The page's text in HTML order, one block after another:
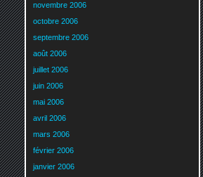
novembre 2006
octobre 2006
septembre 2006
août 2006
juillet 2006
juin 2006
mai 2006
avril 2006
mars 2006
février 2006
janvier 2006